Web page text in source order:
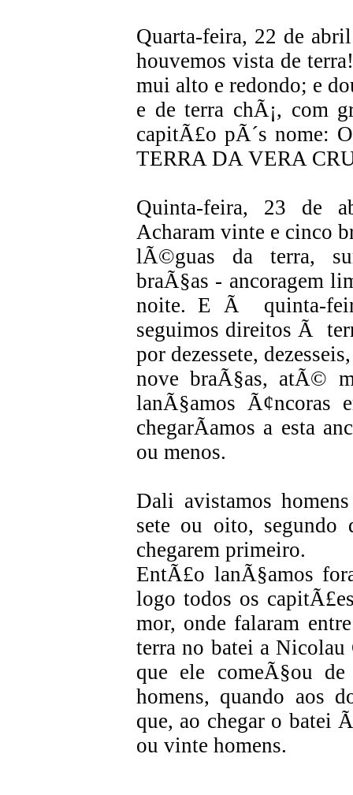
Quarta-feira, 22 de
houvemos vista de
mui alto e redondo; e
e de terra chÃ¡, com
capitÃ£o pÃ´s nome:
TERRA DA VERA
Quinta-feira, 23 de
Acharam vinte e cinco
lÃ©guas da terra,
braÃ§as - ancoragem
noite. E Ã quinta-
seguimos direitos Ã
por dezessete,
nove braÃ§as, atÃ©
lanÃ§amos
chegarÃ­amos a esta
ou menos.
Dali avistamos
sete ou oito, segundo
chegarem primeiro.
EntÃ£o lanÃ§amos
logo todos os
mor, onde falaram
terra no batei a
que ele comeÃ§ou
homens, quando aos
que, ao chegar o batei
ou vinte homens.